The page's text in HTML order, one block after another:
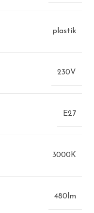
plastik
230V
E27
3000K
480lm